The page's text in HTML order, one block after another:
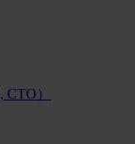
）